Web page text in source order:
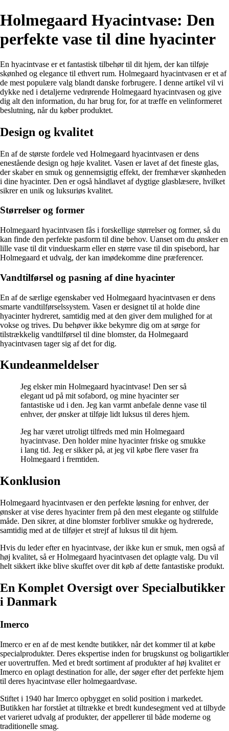
Holmegaard Hyacintvase: Den
perfekte vase til dine hyacinter
En hyacintvase er et fantastisk tilbehør til dit hjem, der kan tilføje
skønhed og elegance til ethvert rum. Holmegaard hyacintvasen er et af
de mest populære valg blandt danske forbrugere. I denne artikel vil vi
dykke ned i detaljerne vedrørende Holmegaard hyacintvasen og give
dig alt den information, du har brug for, for at træffe en velinformeret
beslutning, når du køber produktet.
Design og kvalitet
En af de største fordele ved Holmegaard hyacintvasen er dens
enestående design og høje kvalitet. Vasen er lavet af det fineste glas,
der skaber en smuk og gennemsigtig effekt, der fremhæver skønheden
i dine hyacinter. Den er også håndlavet af dygtige glasblæsere, hvilket
sikrer en unik og luksuriøs kvalitet.
Størrelser og former
Holmegaard hyacintvasen fås i forskellige størrelser og former, så du
kan finde den perfekte pasform til dine behov. Uanset om du ønsker en
lille vase til dit vindueskarm eller en større vase til din spisebord, har
Holmegaard et udvalg, der kan imødekomme dine præferencer.
Vandtilførsel og pasning af dine hyacinter
En af de særlige egenskaber ved Holmegaard hyacintvasen er dens
smarte vandtilførselssystem. Vasen er designet til at holde dine
hyacinter hydreret, samtidig med at den giver dem mulighed for at
vokse og trives. Du behøver ikke bekymre dig om at sørge for
tilstrækkelig vandtilførsel til dine blomster, da Holmegaard
hyacintvasen tager sig af det for dig.
Kundeanmeldelser
Jeg elsker min Holmegaard hyacintvase! Den ser så
elegant ud på mit sofabord, og mine hyacinter ser
fantastiske ud i den. Jeg kan varmt anbefale denne vase til
enhver, der ønsker at tilføje lidt luksus til deres hjem.
Jeg har været utroligt tilfreds med min Holmegaard
hyacintvase. Den holder mine hyacinter friske og smukke
i lang tid. Jeg er sikker på, at jeg vil købe flere vaser fra
Holmegaard i fremtiden.
Konklusion
Holmegaard hyacintvasen er den perfekte løsning for enhver, der
ønsker at vise deres hyacinter frem på den mest elegante og stilfulde
måde. Den sikrer, at dine blomster forbliver smukke og hydrerede,
samtidig med at de tilføjer et strejf af luksus til dit hjem.
Hvis du leder efter en hyacintvase, der ikke kun er smuk, men også af
høj kvalitet, så er Holmegaard hyacintvasen det oplagte valg. Du vil
helt sikkert ikke blive skuffet over dit køb af dette fantastiske produkt.
En Komplet Oversigt over Specialbutikker
i Danmark
Imerco
Imerco er en af de mest kendte butikker, når det kommer til at købe
specialprodukter. Deres ekspertise inden for brugskunst og boligartikler
er uovertruffen. Med et bredt sortiment af produkter af høj kvalitet er
Imerco en oplagt destination for alle, der søger efter det perfekte hjem
til deres hyacintvase eller holmegaardvase.
Stiftet i 1940 har Imerco opbygget en solid position i markedet.
Butikken har forstået at tiltrække et bredt kundesegment ved at tilbyde
et varieret udvalg af produkter, der appellerer til både moderne og
traditionelle smag.